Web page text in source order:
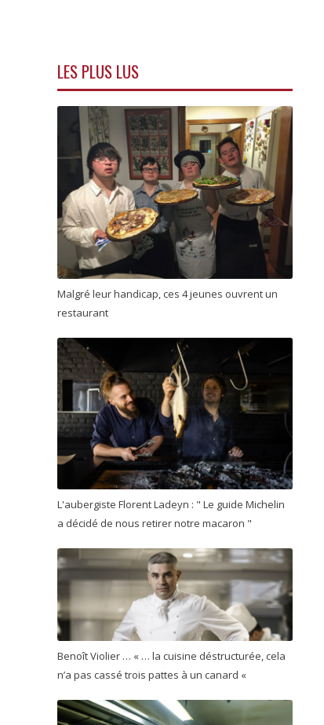
LES PLUS LUS
Malgré leur handicap, ces 4 jeunes ouvrent un
restaurant
L'aubergiste Florent Ladeyn : " Le guide Michelin
a décidé de nous retirer notre macaron "
Benoît Violier … « … la cuisine déstructurée, cela
n’a pas cassé trois pattes à un canard «